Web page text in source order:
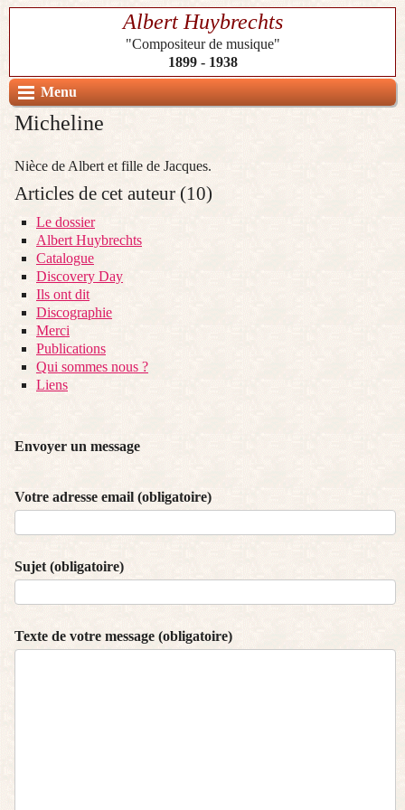
Albert Huybrechts
"Compositeur de musique"
1899 - 1938
Menu
Micheline
Nièce de Albert et fille de Jacques.
Articles de cet auteur (10)
Le dossier
Albert Huybrechts
Catalogue
Discovery Day
Ils ont dit
Discographie
Merci
Publications
Qui sommes nous ?
Liens
Envoyer un message
Votre adresse email (obligatoire)
Sujet (obligatoire)
Texte de votre message (obligatoire)